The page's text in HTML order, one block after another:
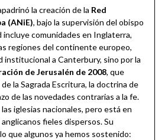
la creación de la Red
(ANiE), bajo la supervisión del obispo
incluye comunidades en Inglaterra,
regiones del continente europeo,
institucional a Canterbury, sino por la
de Jerusalén de 2008, que
la Sagrada Escritura, la doctrina de
de las novedades contrarias a la fe.
iglesias nacionales, pero está en
fieles dispersos. Su
que algunos ya hemos sostenido: